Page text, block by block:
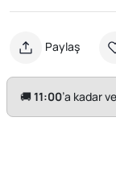
Paylaş
🚚11:00’a kadar